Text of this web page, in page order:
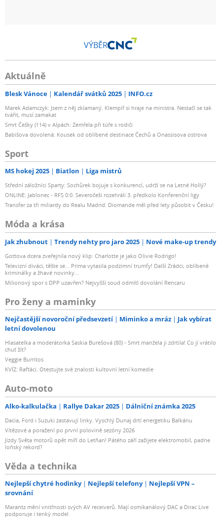
VÝBĚR
Aktuálně
Blesk Vánoce Kalendář svátků 2025 INFO.cz
Marek Adamczyk: Jsem z něj zklamaný. Klempíř si hraje na ministra. Nestačí se tak
tvářit, musí zamakat
Smrt Češky (†14) v Alpách: Zemřela při túře s rodiči
Babišova dovolená: Kousek od oblíbené destinace Čechů a Onassisova ostrova
Sport
MS hokej 2025 Biatlon Liga mistrů
Střední záložníci Sparty: Sochůrek bojuje s konkurencí, udrží se na Letné Hollý?
ONLINE: Jablonec - RFS 0:0. Severočeši rozehráli 3. předkolo Konferenční ligy
Transfer za tři miliardy do Realu Madrid: Diomande měl před lety působit v Česku!
Móda a krása
Jak zhubnout Trendy nehty pro jaro 2025 Nové make-up trendy
Gottova dcera zveřejnila nový klip: Charlotte je jako Olivie Rodrigo!
Televizní diváci, těšte se... Prima vytasila podzimní trumfy! Další Zrádci, oblíbené
kriminálky a žhavé novinky...
Milionový spor s DPP uzavřen? Nejvyšší soud odmítl dovolání Rencaru
Pro ženy a maminky
Nejčastější novoroční předsevzetí Miminko a mráz
Jak vybírat
letní dovolenou
Hlasatelka a moderátorka Saskia Burešová (80) - Smrt manžela ji zdrtila! Co jí vrátilo
chuť žít?
Veggie Burritos
KVÍZ: Rafťáci. Otestujte své znalosti kultovní letní komedie
Auto-moto
Alko-kalkulačka Rallye Dakar 2025 Dálniční známka 2025
Dacia, Ford i Suzuki zastavují linky. Vyschlý Dunaj drtí energetiku Balkánu
Vítězové a poražení po první polovině sezóny 2026
Jízdy Světa motorů opět míří do Letňan! Pátého září zažijete elektromobil, padne
loňský rekord?
Věda a technika
Nejlepší chytré hodinky Nejlepší telefony
Nejlepší VPN –
srovnání
Marantz mění vnitřnosti svých AV receiverů. Mají osmikanálový DAC a Dirac Live
podporuje i tenký model